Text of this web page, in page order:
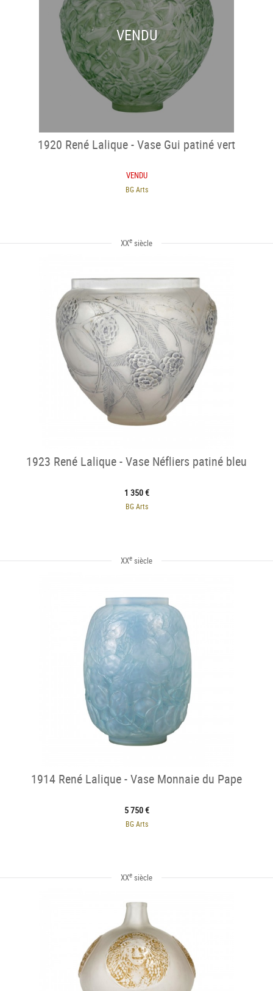
VENDU
1920 René Lalique - Vase Gui patiné vert
VENDU
BG Arts
XXe siècle
1923 René Lalique - Vase Néfliers patiné bleu
1 350 €
BG Arts
XXe siècle
1914 René Lalique - Vase Monnaie du Pape
5 750 €
BG Arts
XXe siècle